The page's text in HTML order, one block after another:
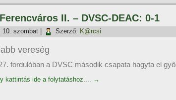
II. – DVSC-DEAC: 0-1
10. szombat Szerző: K@rcsi
vereség
fordulóban a DVSC második csapata hagyta el
kattintás ide a folytatáshoz.... →